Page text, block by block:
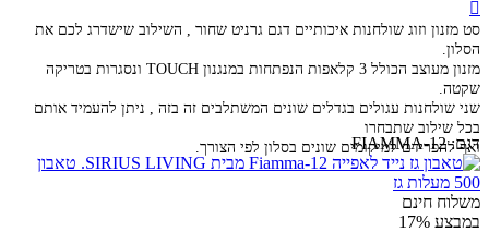

סט מזנון וזוג שולחנות איכותיים דגם גרניט שחור , השילוב שישדרג לכם את
הסלון.
מזנון מעוצב הכולל 3 קלאפות הנפתחות במנגנון TOUCH ונסגרות בטריקה
שקטה.
שני שולחנות עגולים בגדלים שונים המשתלבים זה בזה , ניתן להעמיד אותם
בכל שילוב שתבחרו
ואף להפרידם למיקומים שונים בסלון לפי הצורך.
דגם: FIAMMA-12
משלוח חינם
במבצע 17%